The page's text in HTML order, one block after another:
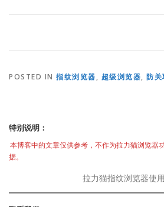
POSTED IN 指纹浏览器, 超级浏览器, 防关
特别说明：
本博客中的文章仅供参考，不作为拉力猫浏览器
据。
拉力猫指纹浏览器使